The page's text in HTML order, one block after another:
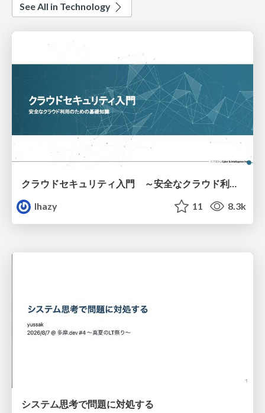
See All in Technology
lhazy
11 8.3k
システム思考で問題に対処する